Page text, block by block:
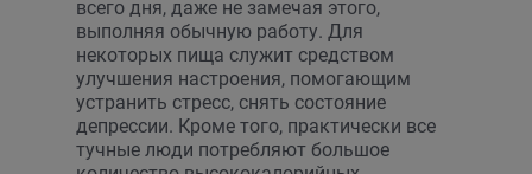
всего дня, даже не замечая этого,
выполняя обычную работу. Для
некоторых пища служит средством
улучшения настроения, помогающим
устранить стресс, снять состояние
депрессии. Кроме того, практически все
тучные люди потребляют большое